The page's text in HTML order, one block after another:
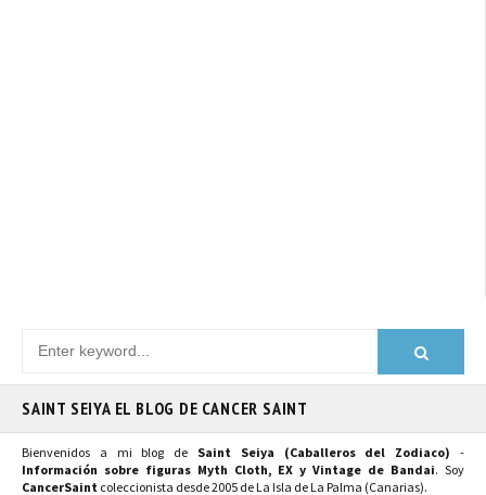
SAINT SEIYA EL BLOG DE CANCER SAINT
Bienvenidos a mi blog de Saint Seiya (Caballeros del Zodiaco) -
Información sobre figuras Myth Cloth, EX y Vintage de Bandai. Soy
CancerSaint coleccionista desde 2005 de La Isla de La Palma (Canarias).